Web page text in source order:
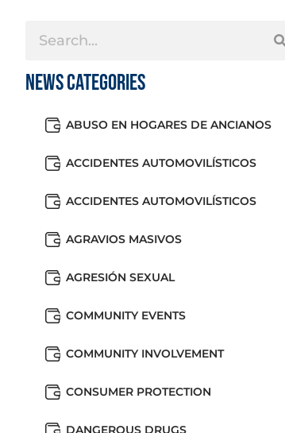
News Categories
ABUSO EN HOGARES DE ANCIANOS
ACCIDENTES AUTOMOVILÍSTICOS
ACCIDENTES AUTOMOVILÍSTICOS
AGRAVIOS MASIVOS
AGRESIÓN SEXUAL
COMMUNITY EVENTS
COMMUNITY INVOLVEMENT
CONSUMER PROTECTION
DANGEROUS DRUGS